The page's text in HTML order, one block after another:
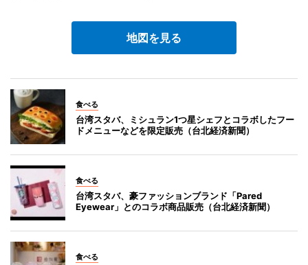
地図を見る
食べる
台湾スタバ、ミシュラン1つ星シェフとコラボしたフー
ドメニューなどを限定販売（台北経済新聞）
食べる
台湾スタバ、豪ファッションブランド「Pared
Eyewear」とのコラボ商品販売（台北経済新聞）
食べる